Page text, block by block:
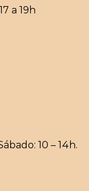
a 19h
10 – 14h.